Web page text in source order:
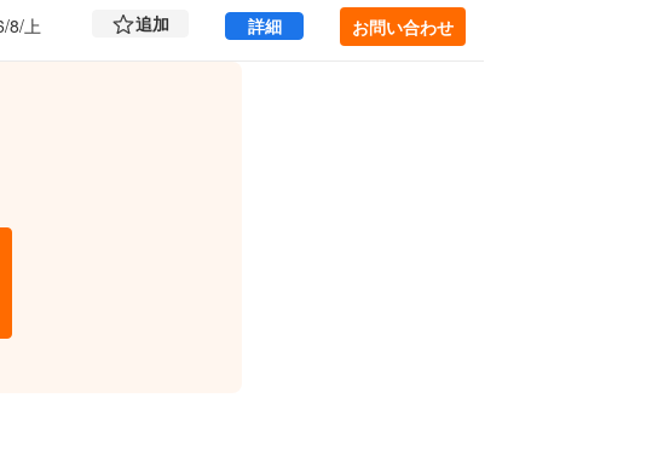
8/上 追加 詳細北新宿君嶋ビル 7 (162.21㎡) ｜新宿区 の賃貸オ
お問い合わせ